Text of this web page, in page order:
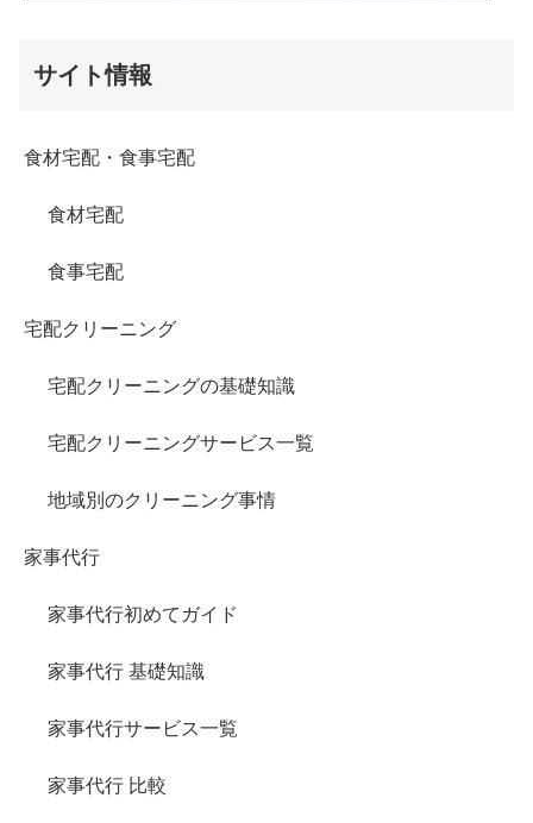
サイト情報
食材宅配・食事宅配
食材宅配
食事宅配
宅配クリーニング
宅配クリーニングの基礎知識
宅配クリーニングサービス一覧
地域別のクリーニング事情
家事代行
家事代行初めてガイド
家事代行 基礎知識
家事代行サービス一覧
家事代行 比較